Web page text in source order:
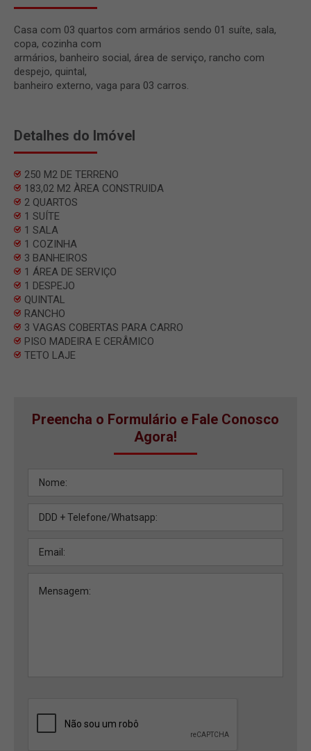
Casa com 03 quartos com armários sendo 01 suíte, sala,
copa, cozinha com
armários, banheiro social, área de serviço, rancho com
despejo, quintal,
banheiro externo, vaga para 03 carros.
Detalhes do Imóvel
250 M2 DE TERRENO
183,02 M2 ÀREA CONSTRUIDA
2 QUARTOS
1 SUÍTE
1 SALA
1 COZINHA
3 BANHEIROS
1 ÁREA DE SERVIÇO
1 DESPEJO
QUINTAL
RANCHO
3 VAGAS COBERTAS PARA CARRO
PISO MADEIRA E CERÂMICO
TETO LAJE
Preencha o Formulário e Fale Conosco
Agora!